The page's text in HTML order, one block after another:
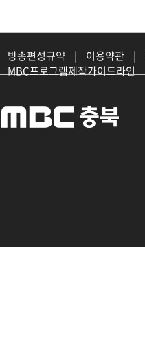
방송편성규약 | 이용약관 |
MBC프로그램제작가이드라인